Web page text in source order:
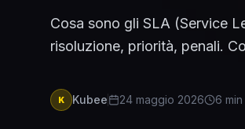
Cosa sono gli SLA (Service
risoluzione, priorità, penali.
K Kubee 24 maggio 2026 6